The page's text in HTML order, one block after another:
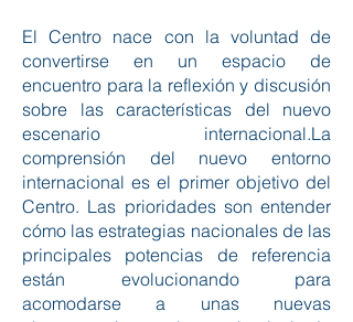
El Centro nace con la voluntad de
convertirse en un espacio de
encuentro para la reflexión y discusión
sobre las características del nuevo
escenario internacional.​La
comprensión del nuevo entorno
internacional es el primer objetivo del
Centro. Las prioridades son entender
cómo las estrategias nacionales de las
principales potencias de referencia
están evolucionando para
acomodarse a unas nuevas